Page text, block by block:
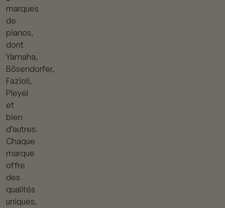
marques
de
pianos,
dont
Yamaha,
Bösendorfer,
Fazioli,
Pleyel
et
bien
d’autres.
Chaque
marque
offre
des
qualités
uniques,